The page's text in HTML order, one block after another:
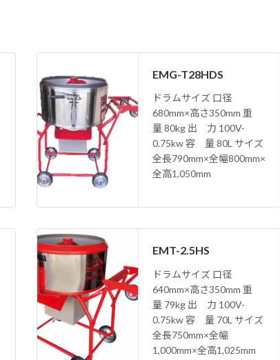
EMG-T28HDS
ドラムサイズ 口径
680mm×高さ350mm 重
量 80kg 出 力 100V-
0.75kw 容 量 80L サイズ
全長790mm×全幅800mm×
全高1,050mm
EMT-2.5HS
ドラムサイズ 口径
640mm×高さ350mm 重
量 79kg 出 力 100V-
0.75kw 容 量 70L サイズ
全長750mm×全幅
1,000mm×全高1,025mm